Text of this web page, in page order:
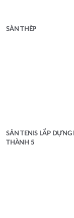
SÀN THÈP
SÂN TENIS LẮP DỰNG
THÀNH 5